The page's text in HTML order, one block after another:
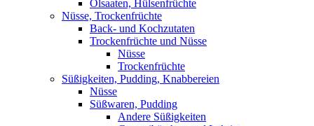
Ölsaaten, Hülsenfrüchte
Nüsse, Trockenfrüchte
Back- und Kochzutaten
Trockenfrüchte und Nüsse
Nüsse
Trockenfrüchte
Süßigkeiten, Pudding, Knabbereien
Nüsse
Süßwaren, Pudding
Andere Süßigkeiten